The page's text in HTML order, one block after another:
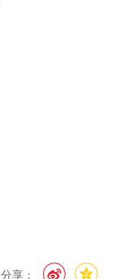
分享：